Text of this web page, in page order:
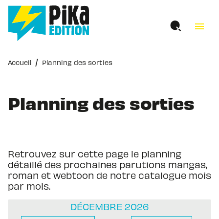
MENU RECHERCHE
PIED DE PAGE
menu
Accueil / Planning des sorties
Planning des sorties
Retrouvez sur cette page le planning
détaillé des prochaines parutions mangas,
roman et webtoon de notre catalogue mois
par mois.
DÉCEMBRE 2026